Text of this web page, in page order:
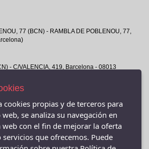
77 (BCN) - RAMBLA DE POBLENOU, 77,
- C/VALENCIA, 419, Barcelona - 08013
BARCELONA - C/ Valencia 429, Barcelona
- C/VALENCIA, 391, Barcelona - 08013
cookies propias y de terceros para
se analiza su navegación en
web con el fin de mejorar la oferta
que ofrecemos. Puede